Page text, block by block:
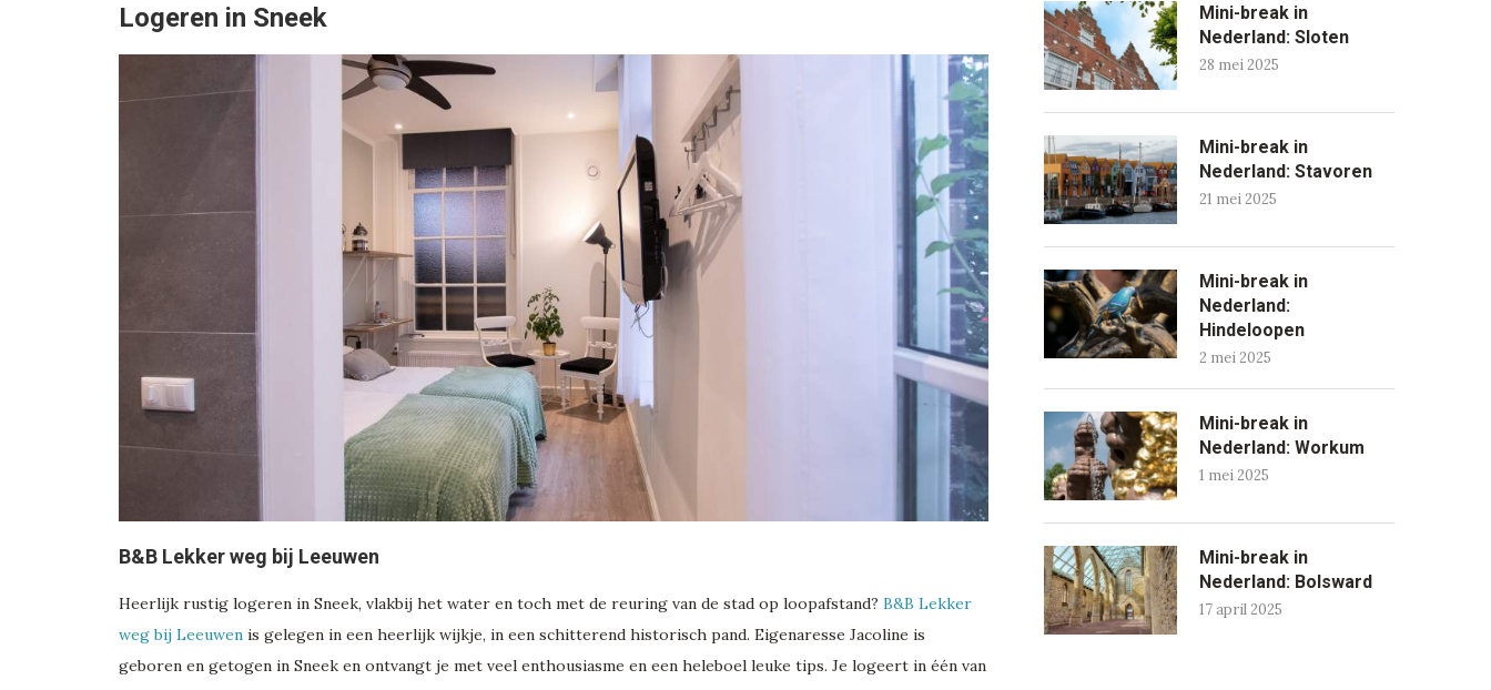
Logeren in Sneek
B&B Lekker weg bij Leeuwen
Heerlijk rustig logeren in Sneek, vlakbij het water en toch met de reuring van de stad op loopafstand? B&B Lekker
weg bij Leeuwen is gelegen in een heerlijk wijkje, in een schitterend historisch pand. Eigenaresse Jacoline is
geboren en getogen in Sneek en ontvangt je met veel enthousiasme en een heleboel leuke tips. Je logeert in één van
Mini-break in
Nederland: Sloten
28 mei 2025
Mini-break in
Nederland: Stavoren
21 mei 2025
Mini-break in
Nederland:
Hindeloopen
2 mei 2025
Mini-break in
Nederland: Workum
1 mei 2025
Mini-break in
Nederland: Bolsward
17 april 2025